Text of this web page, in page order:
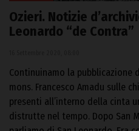
Ozieri. Notizie
Leonardo “de Contra”
Continuinamo la
mons. Francesco Amadu sulle
presenti all’interno della cinta
distrutte nel tempo. Dopo San